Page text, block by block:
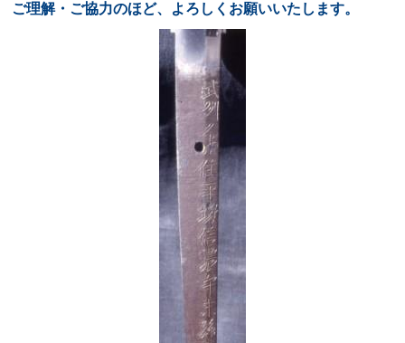
ご理解・ご協力のほど、よろしくお願いいたします。